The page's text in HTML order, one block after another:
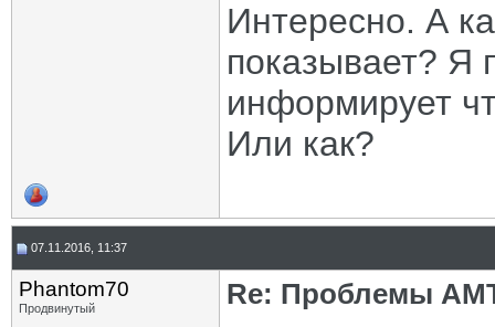
Интересно. А
показывает? Я
информирует
Или как?
07.11.2016, 11:37
Phantom70
Продвинутый
Re: Проблемы